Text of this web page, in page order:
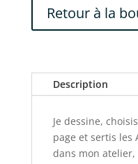
Retour à la
Description
Je dessine,
page et sertis les
dans mon atelier,